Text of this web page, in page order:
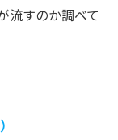
流すのか調べて